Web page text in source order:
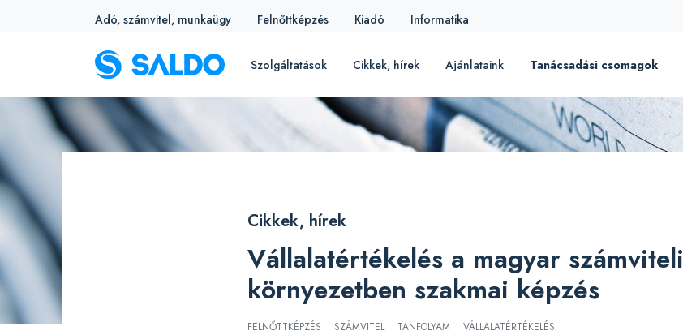
Adó, számvitel, munkaügy Felnőttképzés Kiadó Informatika
Szolgáltatások Cikkek, hírek Ajánlataink Tanácsadási csomagok
Cikkek, hírek
Vállalatértékelés a magyar számviteli
környezetben szakmai képzés
FELNŐTTKÉPZÉS SZÁMVITEL TANFOLYAM VÁLLALATÉRTÉKELÉS